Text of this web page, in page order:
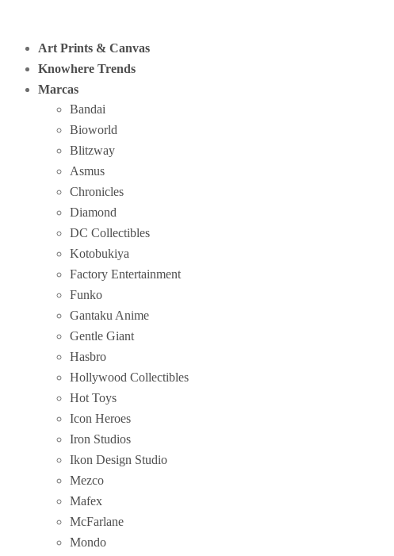
Art Prints & Canvas
Knowhere Trends
Marcas
Bandai
Bioworld
Blitzway
Asmus
Chronicles
Diamond
DC Collectibles
Kotobukiya
Factory Entertainment
Funko
Gantaku Anime
Gentle Giant
Hasbro
Hollywood Collectibles
Hot Toys
Icon Heroes
Iron Studios
Ikon Design Studio
Mezco
Mafex
McFarlane
Mondo